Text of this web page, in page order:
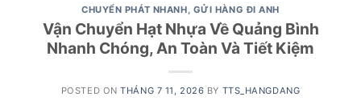
CHUYỂN PHÁT NHANH, GỬI HÀNG ĐI ANH
Vận Chuyển Hạt Nhựa Về Quảng Bình
Nhanh Chóng, An Toàn Và Tiết Kiệm
POSTED ONTHÁNG 7 11, 2026 BY TTS_HANGDANG